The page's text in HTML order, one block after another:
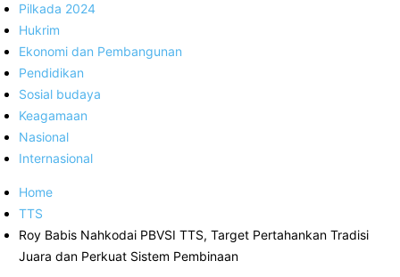
Pilkada 2024
Hukrim
Ekonomi dan Pembangunan
Pendidikan
Sosial budaya
Keagamaan
Nasional
Internasional
Home
TTS
Roy Babis Nahkodai PBVSI TTS, Target Pertahankan Tradisi
Juara dan Perkuat Sistem Pembinaan